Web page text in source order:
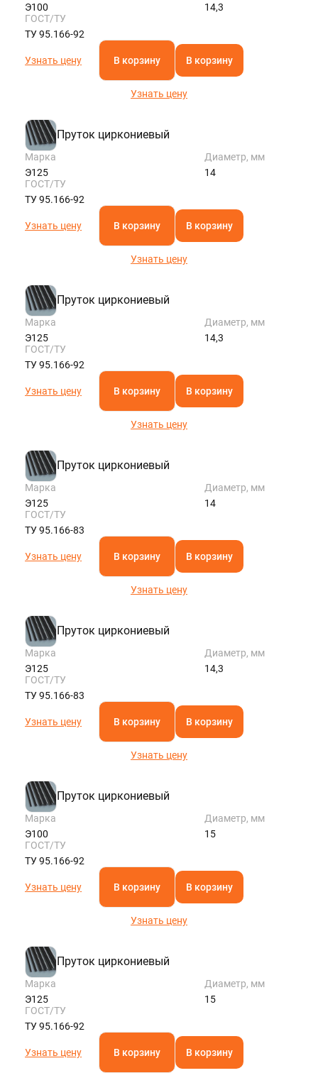
Э100
14,3
ГОСТ/ТУ
ТУ 95.166-92
Узнать цену В корзину В корзину
Узнать цену
Пруток циркониевый
Марка
Э125
Диаметр, мм
14
ГОСТ/ТУ
ТУ 95.166-92
Узнать цену В корзину В корзину
Узнать цену
Пруток циркониевый
Марка
Э125
Диаметр, мм
14,3
ГОСТ/ТУ
ТУ 95.166-92
Узнать цену В корзину В корзину
Узнать цену
Пруток циркониевый
Марка
Э125
Диаметр, мм
14
ГОСТ/ТУ
ТУ 95.166-83
Узнать цену В корзину В корзину
Узнать цену
Пруток циркониевый
Марка
Э125
Диаметр, мм
14,3
ГОСТ/ТУ
ТУ 95.166-83
Узнать цену В корзину В корзину
Узнать цену
Пруток циркониевый
Марка
Э100
Диаметр, мм
15
ГОСТ/ТУ
ТУ 95.166-92
Узнать цену В корзину В корзину
Узнать цену
Пруток циркониевый
Марка
Э125
Диаметр, мм
15
ГОСТ/ТУ
ТУ 95.166-92
Узнать цену В корзину В корзину